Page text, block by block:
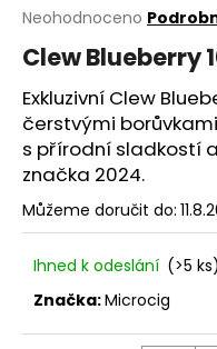
Průměrné
produktu
0,0
z
5
hvězdiček.
Neohodnoceno
Clew Blueberry
Exkluzivní Clew
čerstvými
s přírodní sladkostí
značka 2024.
Můžeme doručit do:
Ihned k odeslání (>5 ks)
Značka:Microcig
a
j
í
t
?